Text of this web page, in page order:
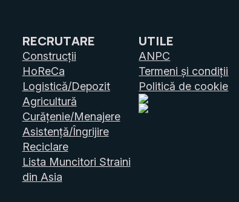
RECRUTARE
Construcții
HoReCa
Logistică/Depozit
Agricultură
Curățenie/Menajere
Asistență/Îngrijire
Reciclare
Lista Muncitori Straini
din Asia
UTILE
ANPC
Termeni și condiții
Politică de cookie